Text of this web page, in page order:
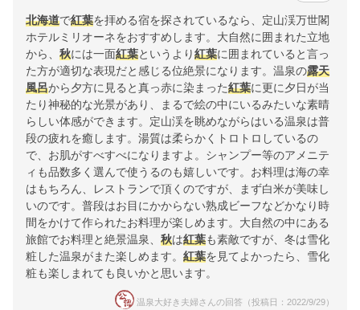
北海道で紅葉を拝める宿を探されているなら、定山渓万世閣
ホテルミリオーネをおすすめします。大自然に囲まれた立地
から、 秋には一面紅葉というより紅葉に囲まれていると言っ
た方が適切な表現だと感じる位絶景になります。温泉の露天
風呂から夕方に見ると真っ赤に染まった紅葉に更に夕日が当
たり神秘的な光景があり、まるで絵の中にいるみたいな素晴
らしい体感ができます。定山渓を眺めながらはいる温泉は普
段の疲れを癒します。湯質は柔らかくトロトロしているの
で、お肌がすべすべになりますよ。シャンプー等のアメニテ
ィも品数多く選んで使うるのも嬉しいです。お料理は海の幸
はもちろん、レストランで頂くのですが、まず白米が美味し
いのです。普段はお目にかからない熟成ビーフなどかなり時
間をかけて作られたお料理が楽しめます。大自然の中にある
旅館でお料理と絶景温泉、 秋は紅葉も素敵ですが、冬は雪化
粧した温泉がまた楽しめます。 紅葉を見てよかったら、雪化
粧も楽しまれても良いかと思います。
温泉大好き夫婦さんの回答（投稿日：2022/9/29）